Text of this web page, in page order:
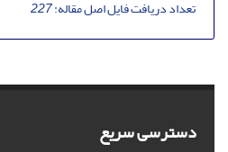
تعداد دریافت فایل اصل مقاله:227
دسترسی سریع